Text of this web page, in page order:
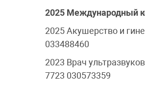
2025 Международный
2025 Акушерство и
033488460
2023 Врач
7723 030573359